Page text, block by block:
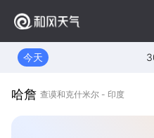
今天
哈詹 查谟和克什米尔 - 印度